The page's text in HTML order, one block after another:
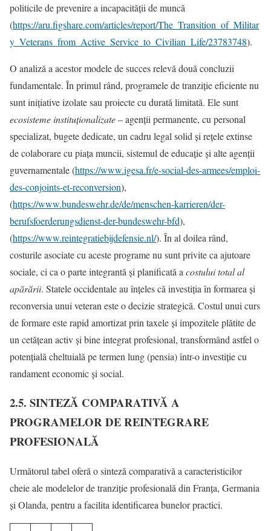
politicile de prevenire a incapacității de muncă
(https://aru.figshare.com/articles/report/The_Transition_of_Militar
y_Veterans_from_Active_Service_to_Civilian_Life/23783748).
O analiză a acestor modele de succes relevă două concluzii
fundamentale. În primul rând, programele de tranziție eficiente nu
sunt inițiative izolate sau proiecte cu durată limitată. Ele sunt
ecosisteme instituționalizate– agenții permanente, cu personal
specializat, bugete dedicate, un cadru legal solid și rețele extinse
de colaborare cu piața muncii, sistemul de educație și alte agenții
guvernamentale (https://www.igesa.fr/e-social-des-armees/emploi-
des-conjoints-et-reconversion),
(https://www.bundeswehr.de/de/menschen-karrieren/der-
berufsfoerderungsdienst-der-bundeswehr-bfd),
(https://www.reintegratiebijdefensie.nl/). În al doilea rând,
costurile asociate cu aceste programe nu sunt privite ca ajutoare
sociale, ci ca o parte integrantă și planificată a costului total al
apărării. Statele occidentale au înțeles că investiția în formarea și
reconversia unui veteran este o decizie strategică. Costul unui curs
de formare este rapid amortizat prin taxele și impozitele plătite de
un cetățean activ și bine integrat profesional, transformând astfel o
potențială cheltuială pe termen lung (pensia) într-o investiție cu
randament economic și social.
2.5. SINTEZĂ COMPARATIVĂ A
PROGRAMELOR DE REINTEGRARE
PROFESIONALĂ
Următorul tabel oferă o sinteză comparativă a caracteristicilor
cheie ale modelelor de tranziție profesională din Franța, Germania
și Olanda, pentru a facilita identificarea bunelor practici.